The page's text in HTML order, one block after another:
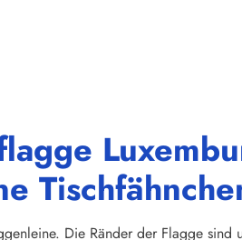
Die Ränder der Flagge